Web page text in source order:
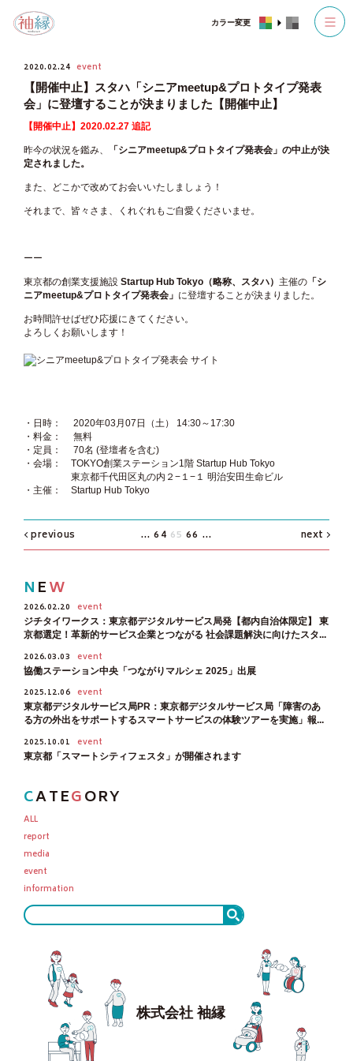
カラー変更
2020.02.24 event
【開催中止】スタハ「シニアmeetup&プロトタイプ発表
会」に登壇することが決まりました【開催中止】
【開催中止】2020.02.27 追記
昨今の状況を鑑み、 「シニアmeetup&プロトタイプ発表会」 の中止が決
定されました。
また、どこかで改めてお会いいたしましょう！
それまで、皆々さま、くれぐれもご自愛くださいませ。
ーー
東京都の創業支援施設 Startup Hub Tokyo（略称、スタハ） 主催の 「シ
ニアmeetup&プロトタイプ発表会」 に登壇することが決まりました。
お時間許せばぜひ応援にきてください。
よろしくお願いします！
・日時： 2020年03月07日（土） 14:30～17:30
・料金： 無料
・定員： 70名 (登壇者を含む)
・会場： TOKYO創業ステーション1階 Startup Hub Tokyo
東京都千代田区丸の内２−１−１ 明治安田生命ビル
・主催： Startup Hub Tokyo
previous ... 64 65 66 ... next
NEW
2026.02.20 event
ジチタイワークス：東京都デジタルサービス局発【都内自治体限定】 東
京都選定！革新的サービス企業とつながる 社会課題解決に向けたスタ...
2026.03.03 event
協働ステーション中央「つながりマルシェ 2025」出展
2025.12.06 event
東京都デジタルサービス局PR：東京都デジタルサービス局「障害のあ
る方の外出をサポートするスマートサービスの体験ツアーを実施」報...
2025.10.01 event
東京都「スマートシティフェスタ」が開催されます
CATEGORY
ALL
report
media
event
information
株式会社 袖縁